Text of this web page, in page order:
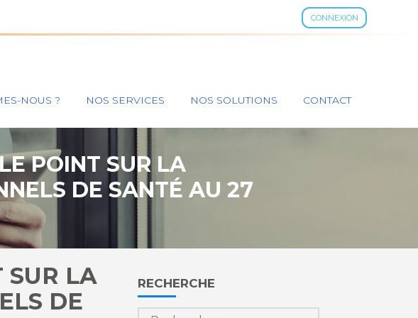
CONNEXION
NOUS ? NOS SERVICES NOS SOLUTIONS CONTACT
POINT SUR LA
DE SANTÉ AU 27
SUR LA
DE
Blog
sidebar
RECHERCHE
Rechercher :